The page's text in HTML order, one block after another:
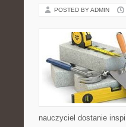
POSTED BY ADMIN
nauczyciel dostanie